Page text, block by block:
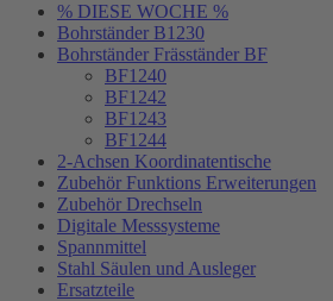
% DIESE WOCHE %
Bohrständer B1230
Bohrständer Fräsständer BF
BF1240
BF1242
BF1243
BF1244
2-Achsen Koordinatentische
Zubehör Funktions Erweiterungen
Zubehör Drechseln
Digitale Messsysteme
Spannmittel
Stahl Säulen und Ausleger
Ersatzteile